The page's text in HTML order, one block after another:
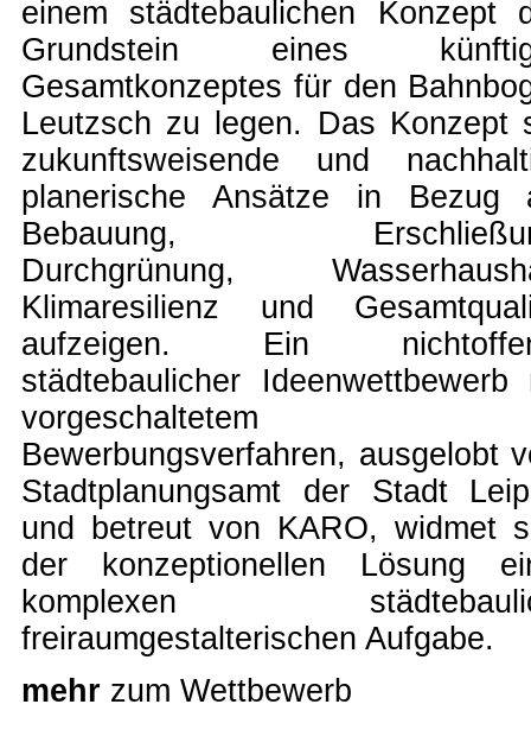
einem städtebaulichen Konzept
Grundstein eines
Gesamtkonzeptes für den
Leutzsch zu legen. Das Konzept
zukunftsweisende und
planerische Ansätze in Bezug
Bebauung,
Durchgrünung,
Klimaresilienz und
aufzeigen. Ein
städtebaulicher Ideenwettbewerb
vorgeschaltetem
Bewerbungsverfahren, ausgelobt
Stadtplanungsamt der Stadt
und betreut von KARO, widmet
der konzeptionellen Lösung
komplexen
freiraumgestalterischen Aufgabe.
mehr zum Wettbewerb